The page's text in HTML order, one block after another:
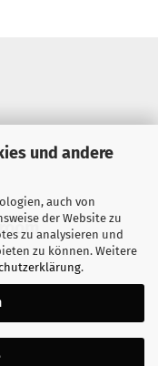
und andere
auch von
der Website zu
zu analysieren und
zu können. Weitere
.